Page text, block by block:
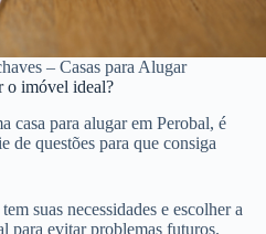
– Casas para Alugar
o imóvel ideal?
casa para alugar em Perobal, é
de questões para que consiga
suas necessidades e escolher a
para evitar problemas futuros.